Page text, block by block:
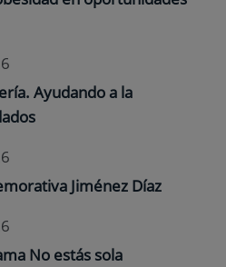
Ayudando a la
Jiménez Díaz
No estás sola